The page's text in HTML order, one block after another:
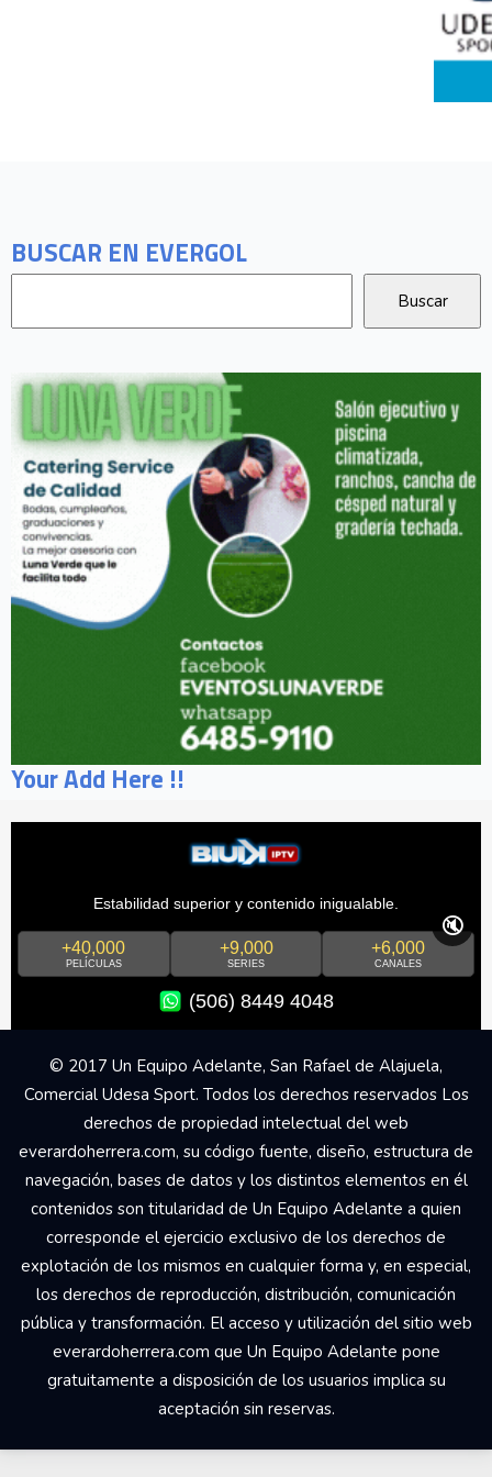
BUSCAR EN EVERGOL
Your Add Here !!
Estabilidad superior y contenido inigualable.
+40,000
PELÍCULAS
+9,000
SERIES
+6,000
CANALES
(506) 8449 4048
🔇
© 2017 Un Equipo Adelante, San Rafael de Alajuela,
Comercial Udesa Sport. Todos los derechos reservados Los
derechos de propiedad intelectual del web
everardoherrera.com, su código fuente, diseño, estructura de
navegación, bases de datos y los distintos elementos en él
contenidos son titularidad de Un Equipo Adelante a quien
corresponde el ejercicio exclusivo de los derechos de
explotación de los mismos en cualquier forma y, en especial,
los derechos de reproducción, distribución, comunicación
pública y transformación. El acceso y utilización del sitio web
everardoherrera.com que Un Equipo Adelante pone
gratuitamente a disposición de los usuarios implica su
aceptación sin reservas.